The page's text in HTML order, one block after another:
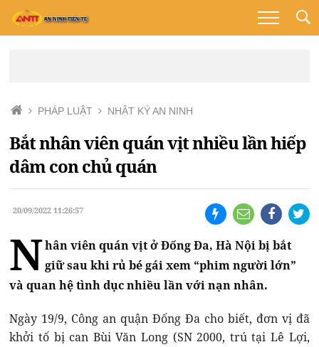
PHÁP LUẬT NHẬT KÝ AN NINH
Bắt nhân viên quán vịt nhiều lần hiếp
dâm con chủ quán
20/09/2022 11:26:57
Nhân viên quán vịt ở Đống Đa, Hà Nội bị bắt
giữ sau khi rủ bé gái xem “phim người lớn”
và quan hệ tình dục nhiều lần với nạn nhân.
Ngày 19/9, Công an quận Đống Đa cho biết, đơn vị đã
khởi tố bị can Bùi Văn Long (SN 2000, trú tại Lê Lợi,